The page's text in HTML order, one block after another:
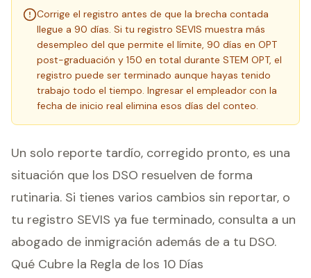
Corrige el registro antes de que la brecha contada
llegue a 90 días. Si tu registro SEVIS muestra más
desempleo del que permite el límite, 90 días en OPT
post-graduación y 150 en total durante STEM OPT, el
registro puede ser terminado aunque hayas tenido
trabajo todo el tiempo. Ingresar el empleador con la
fecha de inicio real elimina esos días del conteo.
Un solo reporte tardío, corregido pronto, es una
situación que los DSO resuelven de forma
rutinaria. Si tienes varios cambios sin reportar, o
tu registro SEVIS ya fue terminado, consulta a un
abogado de inmigración además de a tu DSO.
Qué Cubre la Regla de los 10 Días